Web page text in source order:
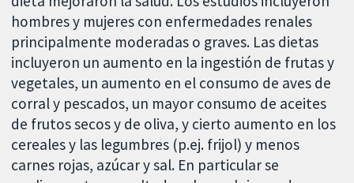
hombres y mujeres con enfermedades renales
principalmente moderadas o graves. Las dietas
incluyeron un aumento en la ingestión de frutas y
vegetales, un aumento en el consumo de aves de
corral y pescados, un mayor consumo de aceites
de frutos secos y de oliva, y cierto aumento en los
cereales y las legumbres (p.ej. frijol) y menos
carnes rojas, azúcar y sal. En particular se